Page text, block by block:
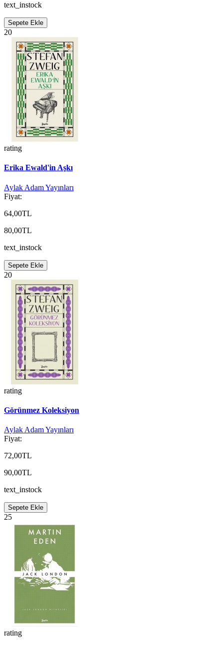
text_instock
Sepete Ekle
20
rating
Erika Ewald'in Aşkı
Aylak Adam Yayınları
Fiyat:
64,00TL
80,00TL
text_instock
Sepete Ekle
20
rating
Görünmez Koleksiyon
Aylak Adam Yayınları
Fiyat:
72,00TL
90,00TL
text_instock
Sepete Ekle
25
rating